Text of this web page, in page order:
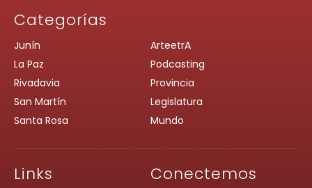
Categorías
Junín
La Paz
Rivadavia
San Martín
Santa Rosa
ArteetrA
Podcasting
Provincia
Legislatura
Mundo
Links Conectemos